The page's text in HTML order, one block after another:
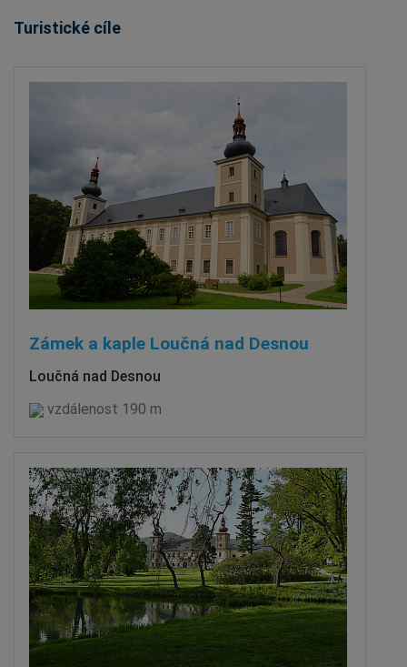
Turistické cíle
Zámek a kaple Loučná nad Desnou
Loučná nad Desnou
vzdálenost 190 m